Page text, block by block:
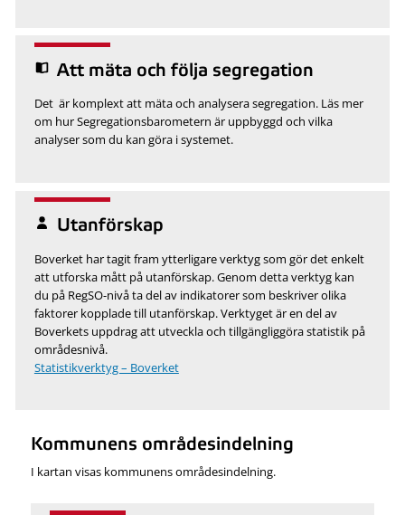
Att mäta och följa segregation
Det är komplext att mäta och analysera segregation. Läs mer
om hur Segregationsbarometern är uppbyggd och vilka
analyser som du kan göra i systemet.
Utanförskap
Boverket har tagit fram ytterligare verktyg som gör det enkelt
att utforska mått på utanförskap. Genom detta verktyg kan
du på RegSO-nivå ta del av indikatorer som beskriver olika
faktorer kopplade till utanförskap. Verktyget är en del av
Boverkets uppdrag att utveckla och tillgängliggöra statistik på
områdesnivå.
Statistikverktyg – Boverket
Kommunens områdesindelning
I kartan visas kommunens områdesindelning.